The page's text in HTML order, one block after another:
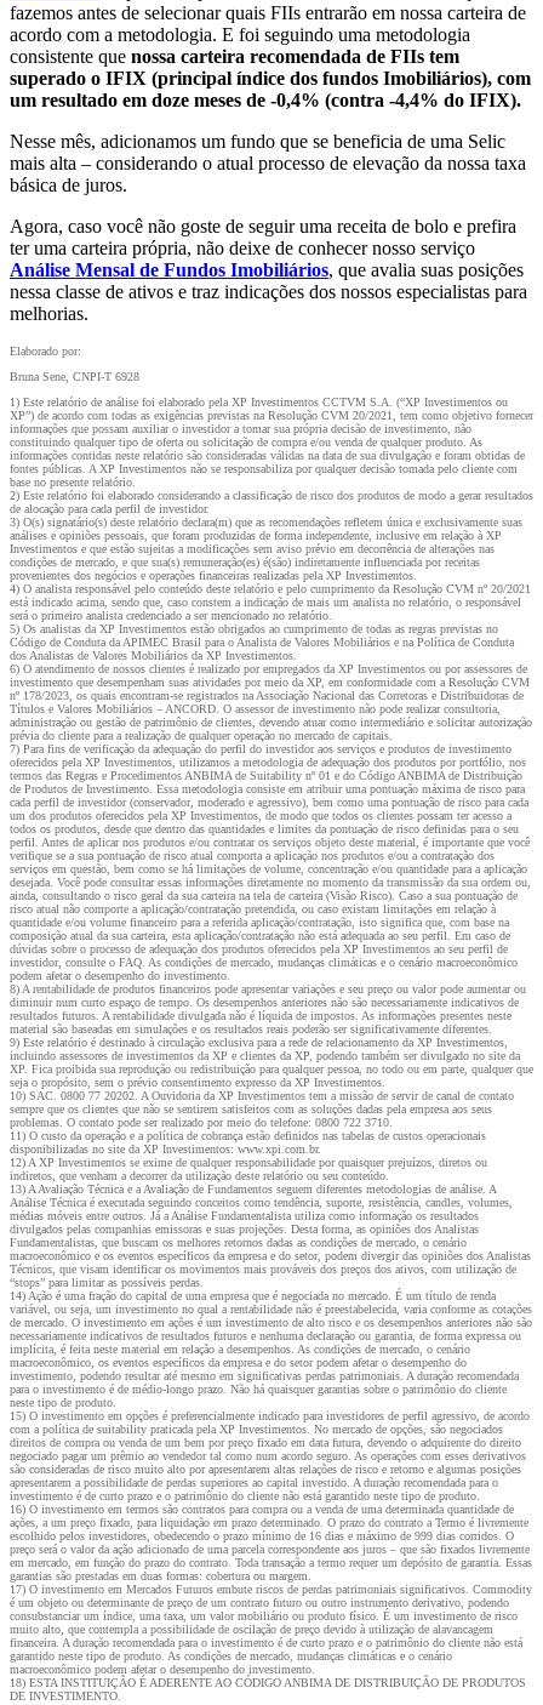
fazemos antes de selecionar quais FIIs entrarão em nossa carteira de
acordo com a metodologia. E foi seguindo uma metodologia
consistente que nossa carteira recomendada de FIIs tem
superado o IFIX (principal índice dos fundos Imobiliários), com
um resultado em doze meses de -0,4% (contra -4,4% do IFIX).
Nesse mês, adicionamos um fundo que se beneficia de uma Selic
mais alta – considerando o atual processo de elevação da nossa taxa
básica de juros.
Agora, caso você não goste de seguir uma receita de bolo e prefira
ter uma carteira própria, não deixe de conhecer nosso serviço
Análise Mensal de Fundos Imobiliários, que avalia suas posições
nessa classe de ativos e traz indicações dos nossos especialistas para
melhorias.
Elaborado por:
Bruna Sene, CNPI-T 6928
1) Este relatório de análise foi elaborado pela XP Investimentos CCTVM S.A. (“XP Investimentos ou
XP”) de acordo com todas as exigências previstas na Resolução CVM 20/2021, tem como objetivo fornecer
informações que possam auxiliar o investidor a tomar sua própria decisão de investimento, não
constituindo qualquer tipo de oferta ou solicitação de compra e/ou venda de qualquer produto. As
informações contidas neste relatório são consideradas válidas na data de sua divulgação e foram obtidas de
fontes públicas. A XP Investimentos não se responsabiliza por qualquer decisão tomada pelo cliente com
base no presente relatório.
2) Este relatório foi elaborado considerando a classificação de risco dos produtos de modo a gerar resultados
de alocação para cada perfil de investidor.
3) O(s) signatário(s) deste relatório declara(m) que as recomendações refletem única e exclusivamente suas
análises e opiniões pessoais, que foram produzidas de forma independente, inclusive em relação à XP
Investimentos e que estão sujeitas a modificações sem aviso prévio em decorrência de alterações nas
condições de mercado, e que sua(s) remuneração(es) é(são) indiretamente influenciada por receitas
provenientes dos negócios e operações financeiras realizadas pela XP Investimentos.
4) O analista responsável pelo conteúdo deste relatório e pelo cumprimento da Resolução CVM nº 20/2021
está indicado acima, sendo que, caso constem a indicação de mais um analista no relatório, o responsável
será o primeiro analista credenciado a ser mencionado no relatório.
5) Os analistas da XP Investimentos estão obrigados ao cumprimento de todas as regras previstas no
Código de Conduta da APIMEC Brasil para o Analista de Valores Mobiliários e na Política de Conduta
dos Analistas de Valores Mobiliários da XP Investimentos.
6) O atendimento de nossos clientes é realizado por empregados da XP Investimentos ou por assessores de
investimento que desempenham suas atividades por meio da XP, em conformidade com a Resolução CVM
nº 178/2023, os quais encontram-se registrados na Associação Nacional das Corretoras e Distribuidoras de
Títulos e Valores Mobiliários – ANCORD. O assessor de investimento não pode realizar consultoria,
administração ou gestão de patrimônio de clientes, devendo atuar como intermediário e solicitar autorização
prévia do cliente para a realização de qualquer operação no mercado de capitais.
7) Para fins de verificação da adequação do perfil do investidor aos serviços e produtos de investimento
oferecidos pela XP Investimentos, utilizamos a metodologia de adequação dos produtos por portfólio, nos
termos das Regras e Procedimentos ANBIMA de Suitability nº 01 e do Código ANBIMA de Distribuição
de Produtos de Investimento. Essa metodologia consiste em atribuir uma pontuação máxima de risco para
cada perfil de investidor (conservador, moderado e agressivo), bem como uma pontuação de risco para cada
um dos produtos oferecidos pela XP Investimentos, de modo que todos os clientes possam ter acesso a
todos os produtos, desde que dentro das quantidades e limites da pontuação de risco definidas para o seu
perfil. Antes de aplicar nos produtos e/ou contratar os serviços objeto deste material, é importante que você
verifique se a sua pontuação de risco atual comporta a aplicação nos produtos e/ou a contratação dos
serviços em questão, bem como se há limitações de volume, concentração e/ou quantidade para a aplicação
desejada. Você pode consultar essas informações diretamente no momento da transmissão da sua ordem ou,
ainda, consultando o risco geral da sua carteira na tela de carteira (Visão Risco). Caso a sua pontuação de
risco atual não comporte a aplicação/contratação pretendida, ou caso existam limitações em relação à
quantidade e/ou volume financeiro para a referida aplicação/contratação, isto significa que, com base na
composição atual da sua carteira, esta aplicação/contratação não está adequada ao seu perfil. Em caso de
dúvidas sobre o processo de adequação dos produtos oferecidos pela XP Investimentos ao seu perfil de
investidor, consulte o FAQ. As condições de mercado, mudanças climáticas e o cenário macroeconômico
podem afetar o desempenho do investimento.
8) A rentabilidade de produtos financeiros pode apresentar variações e seu preço ou valor pode aumentar ou
diminuir num curto espaço de tempo. Os desempenhos anteriores não são necessariamente indicativos de
resultados futuros. A rentabilidade divulgada não é líquida de impostos. As informações presentes neste
material são baseadas em simulações e os resultados reais poderão ser significativamente diferentes.
9) Este relatório é destinado à circulação exclusiva para a rede de relacionamento da XP Investimentos,
incluindo assessores de investimentos da XP e clientes da XP, podendo também ser divulgado no site da
XP. Fica proibida sua reprodução ou redistribuição para qualquer pessoa, no todo ou em parte, qualquer que
seja o propósito, sem o prévio consentimento expresso da XP Investimentos.
10) SAC. 0800 77 20202. A Ouvidoria da XP Investimentos tem a missão de servir de canal de contato
sempre que os clientes que não se sentirem satisfeitos com as soluções dadas pela empresa aos seus
problemas. O contato pode ser realizado por meio do telefone: 0800 722 3710.
11) O custo da operação e a política de cobrança estão definidos nas tabelas de custos operacionais
disponibilizadas no site da XP Investimentos: www.xpi.com.br.
12) A XP Investimentos se exime de qualquer responsabilidade por quaisquer prejuízos, diretos ou
indiretos, que venham a decorrer da utilização deste relatório ou seu conteúdo.
13) A Avaliação Técnica e a Avaliação de Fundamentos seguem diferentes metodologias de análise. A
Análise Técnica é executada seguindo conceitos como tendência, suporte, resistência, candles, volumes,
médias móveis entre outros. Já a Análise Fundamentalista utiliza como informação os resultados
divulgados pelas companhias emissoras e suas projeções. Desta forma, as opiniões dos Analistas
Fundamentalistas, que buscam os melhores retornos dadas as condições de mercado, o cenário
macroeconômico e os eventos específicos da empresa e do setor, podem divergir das opiniões dos Analistas
Técnicos, que visam identificar os movimentos mais prováveis dos preços dos ativos, com utilização de
“stops” para limitar as possíveis perdas.
14) Ação é uma fração do capital de uma empresa que é negociada no mercado. É um título de renda
variável, ou seja, um investimento no qual a rentabilidade não é preestabelecida, varia conforme as cotações
de mercado. O investimento em ações é um investimento de alto risco e os desempenhos anteriores não são
necessariamente indicativos de resultados futuros e nenhuma declaração ou garantia, de forma expressa ou
implícita, é feita neste material em relação a desempenhos. As condições de mercado, o cenário
macroeconômico, os eventos específicos da empresa e do setor podem afetar o desempenho do
investimento, podendo resultar até mesmo em significativas perdas patrimoniais. A duração recomendada
para o investimento é de médio-longo prazo. Não há quaisquer garantias sobre o patrimônio do cliente
neste tipo de produto.
15) O investimento em opções é preferencialmente indicado para investidores de perfil agressivo, de acordo
com a política de suitability praticada pela XP Investimentos. No mercado de opções, são negociados
direitos de compra ou venda de um bem por preço fixado em data futura, devendo o adquirente do direito
negociado pagar um prêmio ao vendedor tal como num acordo seguro. As operações com esses derivativos
são consideradas de risco muito alto por apresentarem altas relações de risco e retorno e algumas posições
apresentarem a possibilidade de perdas superiores ao capital investido. A duração recomendada para o
investimento é de curto prazo e o patrimônio do cliente não está garantido neste tipo de produto.
16) O investimento em termos são contratos para compra ou a venda de uma determinada quantidade de
ações, a um preço fixado, para liquidação em prazo determinado. O prazo do contrato a Termo é livremente
escolhido pelos investidores, obedecendo o prazo mínimo de 16 dias e máximo de 999 dias corridos. O
preço será o valor da ação adicionado de uma parcela correspondente aos juros – que são fixados livremente
em mercado, em função do prazo do contrato. Toda transação a termo requer um depósito de garantia. Essas
garantias são prestadas em duas formas: cobertura ou margem.
17) O investimento em Mercados Futuros embute riscos de perdas patrimoniais significativos. Commodity
é um objeto ou determinante de preço de um contrato futuro ou outro instrumento derivativo, podendo
consubstanciar um índice, uma taxa, um valor mobiliário ou produto físico. É um investimento de risco
muito alto, que contempla a possibilidade de oscilação de preço devido à utilização de alavancagem
financeira. A duração recomendada para o investimento é de curto prazo e o patrimônio do cliente não está
garantido neste tipo de produto. As condições de mercado, mudanças climáticas e o cenário
macroeconômico podem afetar o desempenho do investimento.
18) ESTA INSTITUIÇÃO É ADERENTE AO CÓDIGO ANBIMA DE DISTRIBUIÇÃO DE PRODUTOS
DE INVESTIMENTO.